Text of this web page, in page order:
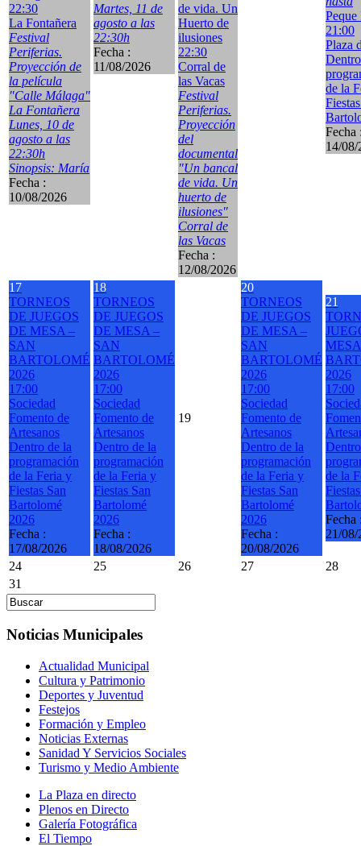
22:30
La Fontañera
Festival
Periferias.
Proyección de
la película
"Calle Málaga"
La Fontañera
Lunes, 10 de
agosto a las
22:30h
Sinopsis: María
Fecha :
10/08/2026
Martes, 11 de
agosto a las
22:30h
Fecha :
11/08/2026
de vida. Un
Huerto de
ilusiones
22:30
Corral de
las Vacas
Festival
Periferias.
Proyección
del
documental
"Un bancal
de vida. Un
huerto de
ilusiones"
Corral de
las Vacas
Fecha :
12/08/2026
Peque
21:00
Plaza
de la
Fecha
14/08/
17
TORNEOS
DE JUEGOS
DE MESA –
SAN
BARTOLOMÉ
2026
17:00
Sociedad
Fomento de
Artesanos
Dentro de la
programación
de la Feria y
Fiestas San
Bartolomé
2026
Fecha :
17/08/2026
18
TORNEOS
DE JUEGOS
DE MESA –
SAN
BARTOLOMÉ
2026
17:00
Sociedad
Fomento de
Artesanos
Dentro de la
programación
de la Feria y
Fiestas San
Bartolomé
2026
Fecha :
18/08/2026
19
20
TORNEOS
DE JUEGOS
DE MESA –
SAN
BARTOLOMÉ
2026
17:00
Sociedad
Fomento de
Artesanos
Dentro de la
programación
de la Feria y
Fiestas San
Bartolomé
2026
Fecha :
20/08/2026
21
2026
17:00
de la
Fecha
21/08/
24 25 26 27
28
31
Noticias Municipales
Actualidad Municipal
Cultura y Patrimonio
Deportes y Juventud
Festejos
Formación y Empleo
Noticias Externas
Sanidad Y Servicios Sociales
Turismo y Medio Ambiente
La Plaza en directo
Plenos en Directo
Galería Fotográfica
El Tiempo